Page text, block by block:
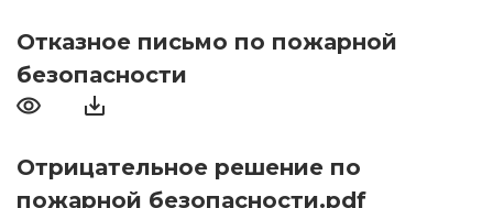
Отказное письмо по пожарной
безопасности
Отрицательное решение по
пожарной безопасности.pdf